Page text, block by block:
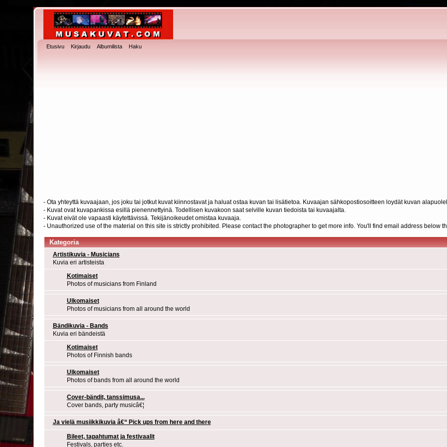
Etusivu Kirjaudu Albumilista Haku
- Ota yhteyttä kuvaajaan, jos joku tai jotkut kuvat kiinnostavat ja haluat ostaa kuvan tai lisätietoa. Kuvaajan sähkopostiosoitteen loydät kuvan
- Kuvat ovat kuvapankissa esillä pienennettyinä. Todellisen kuvakoon saat selville kuvan tiedoista tai kuvaajalta.
- Kuvat eivät ole vapaasti käytettävissä. Tekijänoikeudet omistaa kuvaaja.
- Unauthorized use of the material on this site is strictly prohibited. Please contact the photographer to get more info. You'll find email address below
Kategoria
Artistikuvia - Musicians
Kuvia eri artisteista
Kotimaiset
Photos of musicians from Finland
Ulkomaiset
Photos of musicians from all around the world
Bändikuvia - Bands
Kuvia eri bändeistä
Kotimaiset
Photos of Finnish bands
Ulkomaiset
Photos of bands from all around the world
Cover-bändit, tanssimusa...
Cover bands, party musicâ€¦
Ja vielä musiikkikuvia â€“ Pick ups from here and there
Bileet, tapahtumat ja festivaalit
Festivals, parties etc.